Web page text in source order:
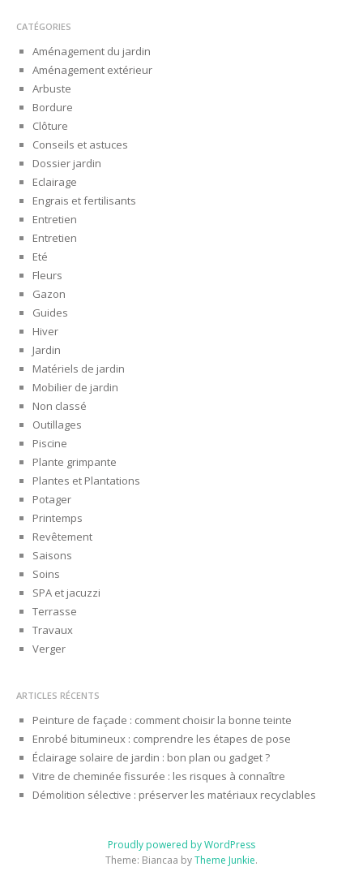
CATÉGORIES
Aménagement du jardin
Aménagement extérieur
Arbuste
Bordure
Clôture
Conseils et astuces
Dossier jardin
Eclairage
Engrais et fertilisants
Entretien
Entretien
Eté
Fleurs
Gazon
Guides
Hiver
Jardin
Matériels de jardin
Mobilier de jardin
Non classé
Outillages
Piscine
Plante grimpante
Plantes et Plantations
Potager
Printemps
Revêtement
Saisons
Soins
SPA et jacuzzi
Terrasse
Travaux
Verger
ARTICLES RÉCENTS
Peinture de façade : comment choisir la bonne teinte
Enrobé bitumineux : comprendre les étapes de pose
Éclairage solaire de jardin : bon plan ou gadget ?
Vitre de cheminée fissurée : les risques à connaître
Démolition sélective : préserver les matériaux recyclables
Proudly powered by WordPress
Theme: Biancaa byTheme Junkie.